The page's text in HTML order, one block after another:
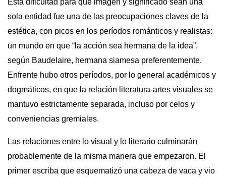
Esta dificultad para que imagen y significado sean una
sola entidad fue una de las preocupaciones claves de la
estética, con picos en los períodos románticos y realistas:
un mundo en que “la acción sea hermana de la idea”,
según Baudelaire, hermana siamesa preferentemente.
Enfrente hubo otros períodos, por lo general académicos y
dogmáticos, en que la relación literatura-artes visuales se
mantuvo estrictamente separada, incluso por celos y
conveniencias gremiales.
Las relaciones entre lo visual y lo literario culminarán
probablemente de la misma manera que empezaron. El
primer escriba que esquematizó una cabeza de vaca y vio